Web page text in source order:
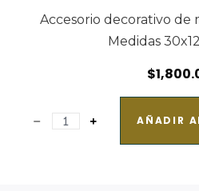
Accesorio decorativo de
Medidas
$
AÑADIR